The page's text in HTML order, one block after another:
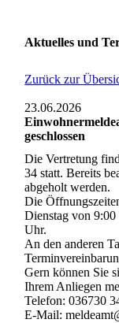
Aktuelles und
Zurück zur
23.06.2026
geschlossen
Die Vertretung
34 statt. Bereits
abgeholt werden.
Die
Dienstag von
Uhr.
An den anderen
Gern können Sie
Ihrem Anliegen
Telefon: 036730
E-Mail: